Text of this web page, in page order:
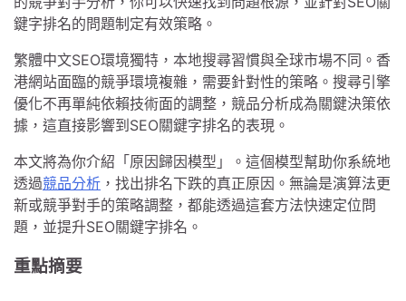
鍵字排名的問題制定有效策略。
繁體中文SEO環境獨特，本地搜尋習慣與全球市場不同。香
港網站面臨的競爭環境複雜，需要針對性的策略。搜尋引擎
優化不再單純依賴技術面的調整，競品分析成為關鍵決策依
據，這直接影響到SEO關鍵字排名的表現。
本文將為你介紹「原因歸因模型」。這個模型幫助你系統地
透過競品分析 ，找出排名下跌的真正原因。無論是演算法更
新或競爭對手的策略調整，都能透過這套方法快速定位問
題，並提升SEO關鍵字排名。
重點摘要